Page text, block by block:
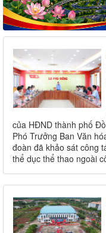
của HĐND thành phố
Phó Trưởng Ban Văn
đoàn đã khảo sát công
thể dục thể thao ngoài